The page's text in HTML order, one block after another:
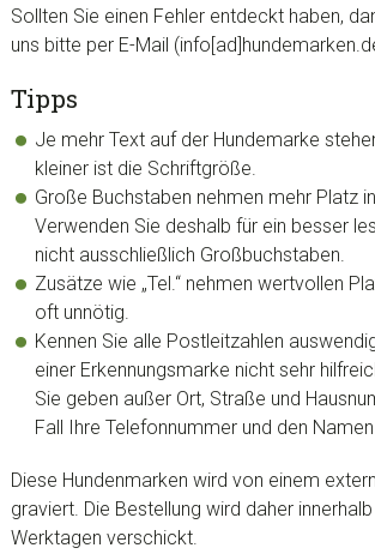
Sollten Sie einen Fehler entdeckt haben,
uns bitte per E-Mail
Tipps
Je mehr Text auf der Hundemarke
kleiner ist die Schriftgröße.
Große Buchstaben nehmen mehr Platz
Verwenden Sie deshalb für ein besser
nicht ausschließlich Großbuchstaben.
Zusätze wie „Tel.“ nehmen wertvollen
oft unnötig.
Kennen Sie alle Postleitzahlen
einer Erkennungsmarke nicht sehr
Sie geben außer Ort, Straße und
Fall Ihre Telefonnummer und den
Diese Hundenmarken wird von einem
graviert. Die Bestellung wird daher
Werktagen verschickt.